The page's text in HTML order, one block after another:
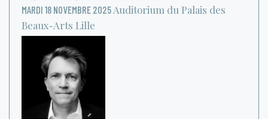
MARDI 18 NOVEMBRE 2025 Auditorium du Palais des
Beaux-Arts Lille